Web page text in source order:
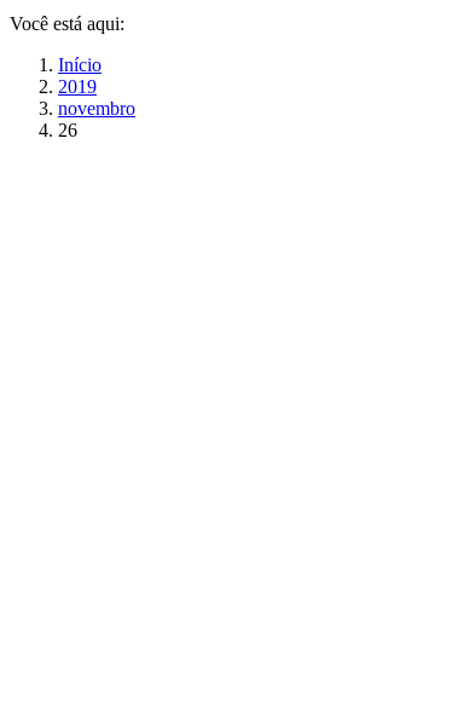
Você está aqui:
Início
2019
novembro
26